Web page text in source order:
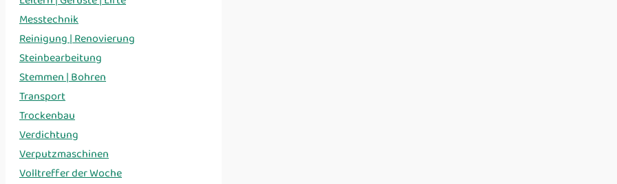
Messtechnik
Reinigung | Renovierung
Steinbearbeitung
Stemmen | Bohren
Transport
Trockenbau
Verdichtung
Verputzmaschinen
Volltreffer der Woche